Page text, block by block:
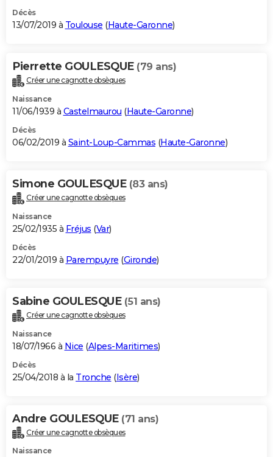
Décès
13/07/2019 à Toulouse (Haute-Garonne)
Pierrette GOULESQUE (79 ans)
Créer une cagnotte obsèques
Naissance
11/06/1939 à Castelmaurou (Haute-Garonne)
Décès
06/02/2019 à Saint-Loup-Cammas (Haute-Garonne)
Simone GOULESQUE (83 ans)
Créer une cagnotte obsèques
Naissance
25/02/1935 à Fréjus (Var)
Décès
22/01/2019 à Parempuyre (Gironde)
Sabine GOULESQUE (51 ans)
Créer une cagnotte obsèques
Naissance
18/07/1966 à Nice (Alpes-Maritimes)
Décès
25/04/2018 à la Tronche (Isère)
Andre GOULESQUE (71 ans)
Créer une cagnotte obsèques
Naissance